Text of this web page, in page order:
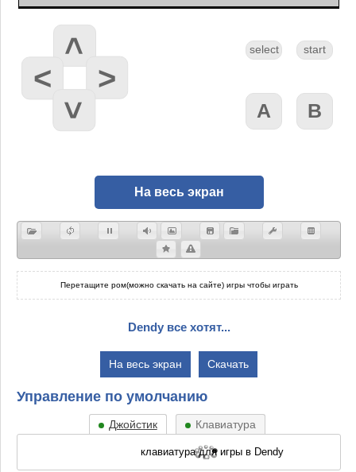
На весь экран
Перетащите ром(можно скачать на сайте) игры чтобы играть
Dendy все хотят...
На весь экран Скачать
Управление по умолчанию
Джойстик Клавиатура